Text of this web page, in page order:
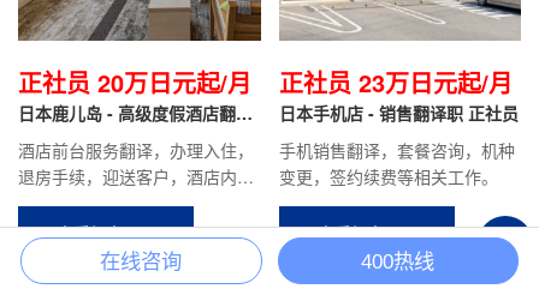
正社员 20万日元起/月
日本鹿儿岛 - 高级度假酒店翻译
酒店前台服务翻译，办理入住，
退房手续，迎送客户，酒店内设
施介绍引导，餐厅服务，客房整
理等酒店安排的相关工作。
查看报名
正社员 23万日元起/月
日本手机店 - 销售翻译职 正社员
手机销售翻译，套餐咨询，机种
变更，签约续费等相关工作。
查看报名 +
在线咨询 400热线